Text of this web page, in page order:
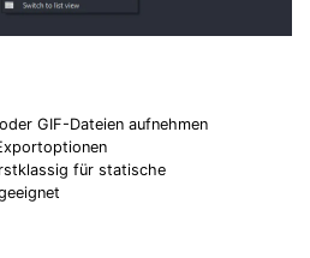
GIF-Dateien aufnehmen
für statische